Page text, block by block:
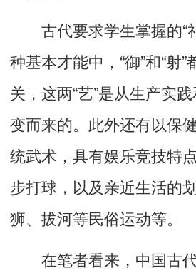
古代要求学生掌握的“
种基本才能中，“御”和“射
关，这两“艺”是从生产实
变而来的。此外还有以保
统武术，具有娱乐竞技特
步打球，以及亲近生活的
狮、拔河等民俗运动等。
在笔者看来，中国古代